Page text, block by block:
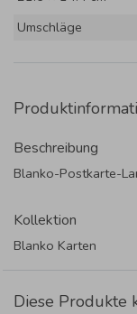
Umschläge
Beschreibung
Blanko-Postkarte-
Kollektion
Blanko Karten
Diese Produkte